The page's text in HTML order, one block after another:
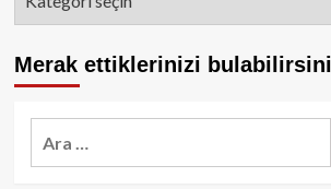
Merak ettiklerinizi